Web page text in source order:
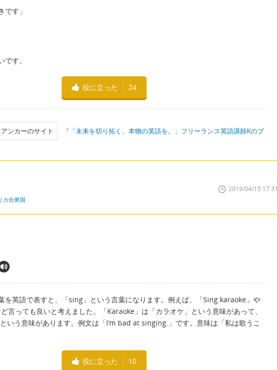
です」
す。
役に立った 24
ンカーのサイト
『「未来を切り拓く、本物の英語を。」フリーランス英語講師Kのブ
カ合衆国
2019/04/15 17:31
を英語で表すと、「sing」という言葉になります。例えば、「Sing karaoke」や
言っても良いと考えました。「Karaoke」は「カラオケ」という意味があって、
いう意味があります。例文は「I’m bad at singing.」です。意味は「私は歌うこ
役に立った 10